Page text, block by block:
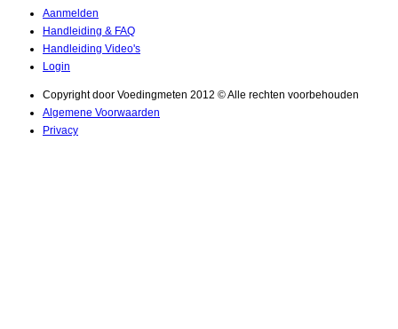
Aanmelden
Handleiding & FAQ
Handleiding Video's
Login
Copyright door Voedingmeten 2012 © Alle rechten voorbehouden
Algemene Voorwaarden
Privacy